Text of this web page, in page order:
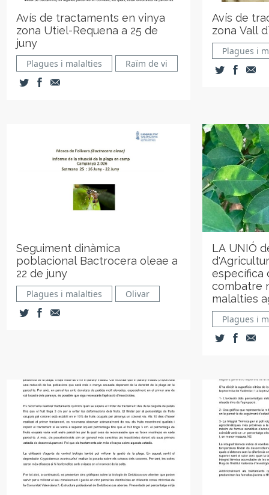
Avís de tractaments en vinya
zona Utiel-Requena a 25 de
juny
Plagues i malalties Raïm de vi
Avís de
zona Vall
Plagues i
Seguiment dinàmica
poblacional Bactrocera oleae a
22 de juny
Plagues i malalties Olivar
LA UNIÓ
específica
combatre
malalties
Plagues i